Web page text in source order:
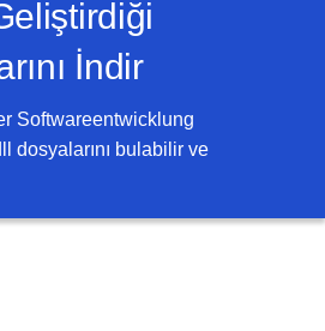
İndir
Softwareentwicklung
dosyalarını bulabilir ve